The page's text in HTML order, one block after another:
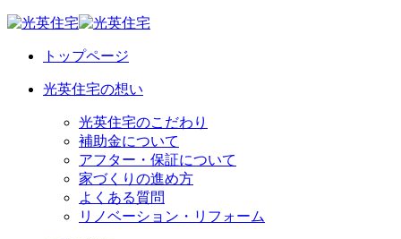
トップページ
光英住宅の想い
光英住宅のこだわり
補助金について
アフター・保証について
家づくりの進め方
よくある質問
リノベーション・リフォーム